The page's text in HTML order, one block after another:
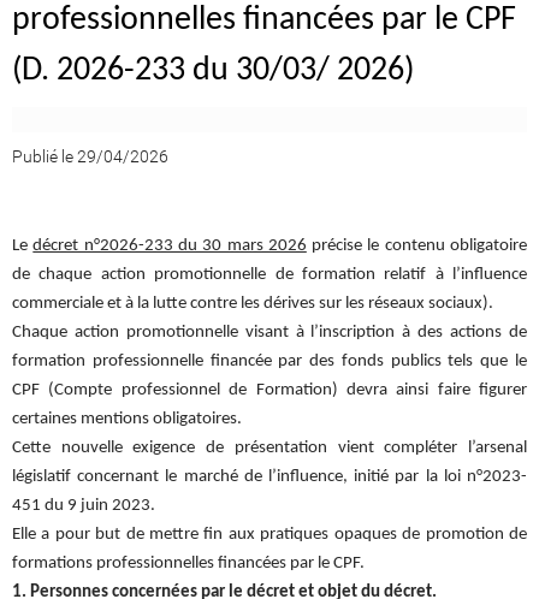
professionnelles financées par le CPF
(D. 2026-233 du 30/03/ 2026)
Publié le 29/04/2026
Ledécret n°2026-233 du 30 mars 2026 précise le contenu obligatoire
de chaque action promotionnelle de formation relatif à l’influence
commerciale et à la lutte contre les dérives sur les réseaux sociaux).
Chaque action promotionnelle visant à l’inscription à des actions de
formation professionnelle financée par des fonds publics tels que le
CPF (Compte professionnel de Formation) devra ainsi faire figurer
certaines mentions obligatoires.
Cette nouvelle exigence de présentation vient compléter l’arsenal
législatif concernant le marché de l’influence, initié par la loi n°2023-
451 du 9 juin 2023.
Elle a pour but de mettre fin aux pratiques opaques de promotion de
formations professionnelles financées par le CPF.
1. Personnes concernées par le décret et objet du décret.